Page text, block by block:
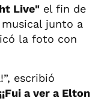
Live" el fin de
junto a
la foto con
escribió
a ver a Elton